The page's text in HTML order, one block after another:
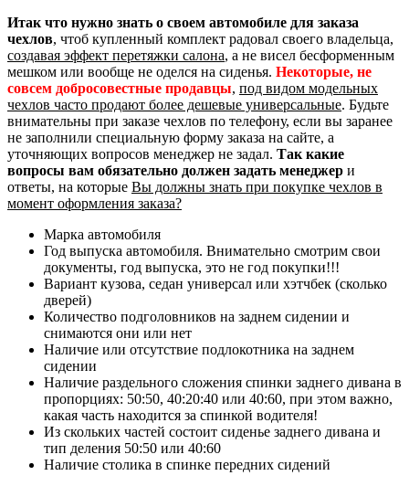
Итак что нужно знать о своем автомобиле для заказа
чехлов, чтоб купленный комплект радовал своего владельца,
создавая эффект перетяжки салона, а не висел бесформенным
мешком или вообще не оделся на сиденья. Некоторые, не
совсем добросовестные продавцы, под видом модельных
чехлов часто продают более дешевые универсальные. Будьте
внимательны при заказе чехлов по телефону, если вы заранее
не заполнили специальную форму заказа на сайте, а
уточняющих вопросов менеджер не задал. Так какие
вопросы вам обязательно должен задать менеджер и
ответы, на которые Вы должны знать при покупке чехлов в
момент оформления заказа?
Марка автомобиля
Год выпуска автомобиля. Внимательно смотрим свои
документы, год выпуска, это не год покупки!!!
Вариант кузова, седан универсал или хэтчбек (сколько
дверей)
Количество подголовников на заднем сидении и
снимаются они или нет
Наличие или отсутствие подлокотника на заднем
сидении
Наличие раздельного сложения спинки заднего дивана в
пропорциях: 50:50, 40:20:40 или 40:60, при этом важно,
какая часть находится за спинкой водителя!
Из скольких частей состоит сиденье заднего дивана и
тип деления 50:50 или 40:60
Наличие столика в спинке передних сидений